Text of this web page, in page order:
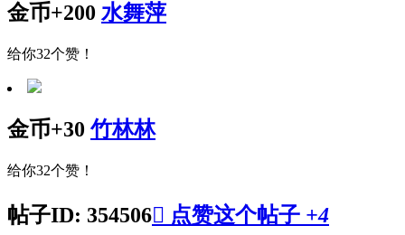
金币+200 水舞萍
给你32个赞！
金币+30 竹林林
给你32个赞！
帖子ID: 354506 点赞这个帖子 +4